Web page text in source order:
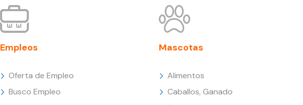
Empleos
Oferta de Empleo
Busco Empleo
Mascotas
Alimentos
Caballos, Ganado